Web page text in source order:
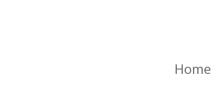
Home